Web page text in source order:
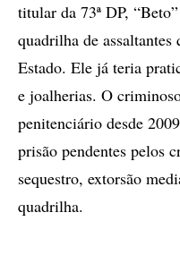
titular da 73ª DP,
quadrilha de
Estado. Ele já teria
e joalherias. O
penitenciário desde
prisão pendentes pelos
sequestro, extorsão
quadrilha.